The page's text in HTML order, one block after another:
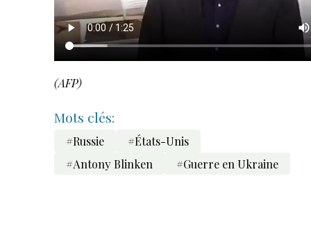
(AFP)
Mots clés:
#Russie
#États-Unis
#Antony Blinken
#Guerre en Ukraine